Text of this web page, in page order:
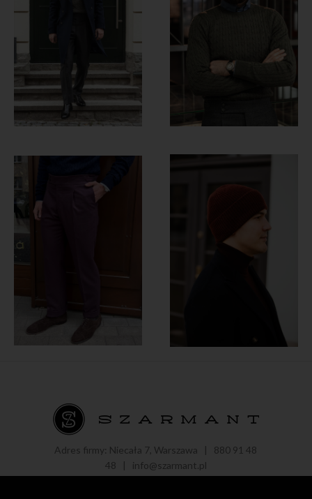
Adres firmy: Niecała 7, Warszawa | 880 91 48
48 | info@szarmant.pl